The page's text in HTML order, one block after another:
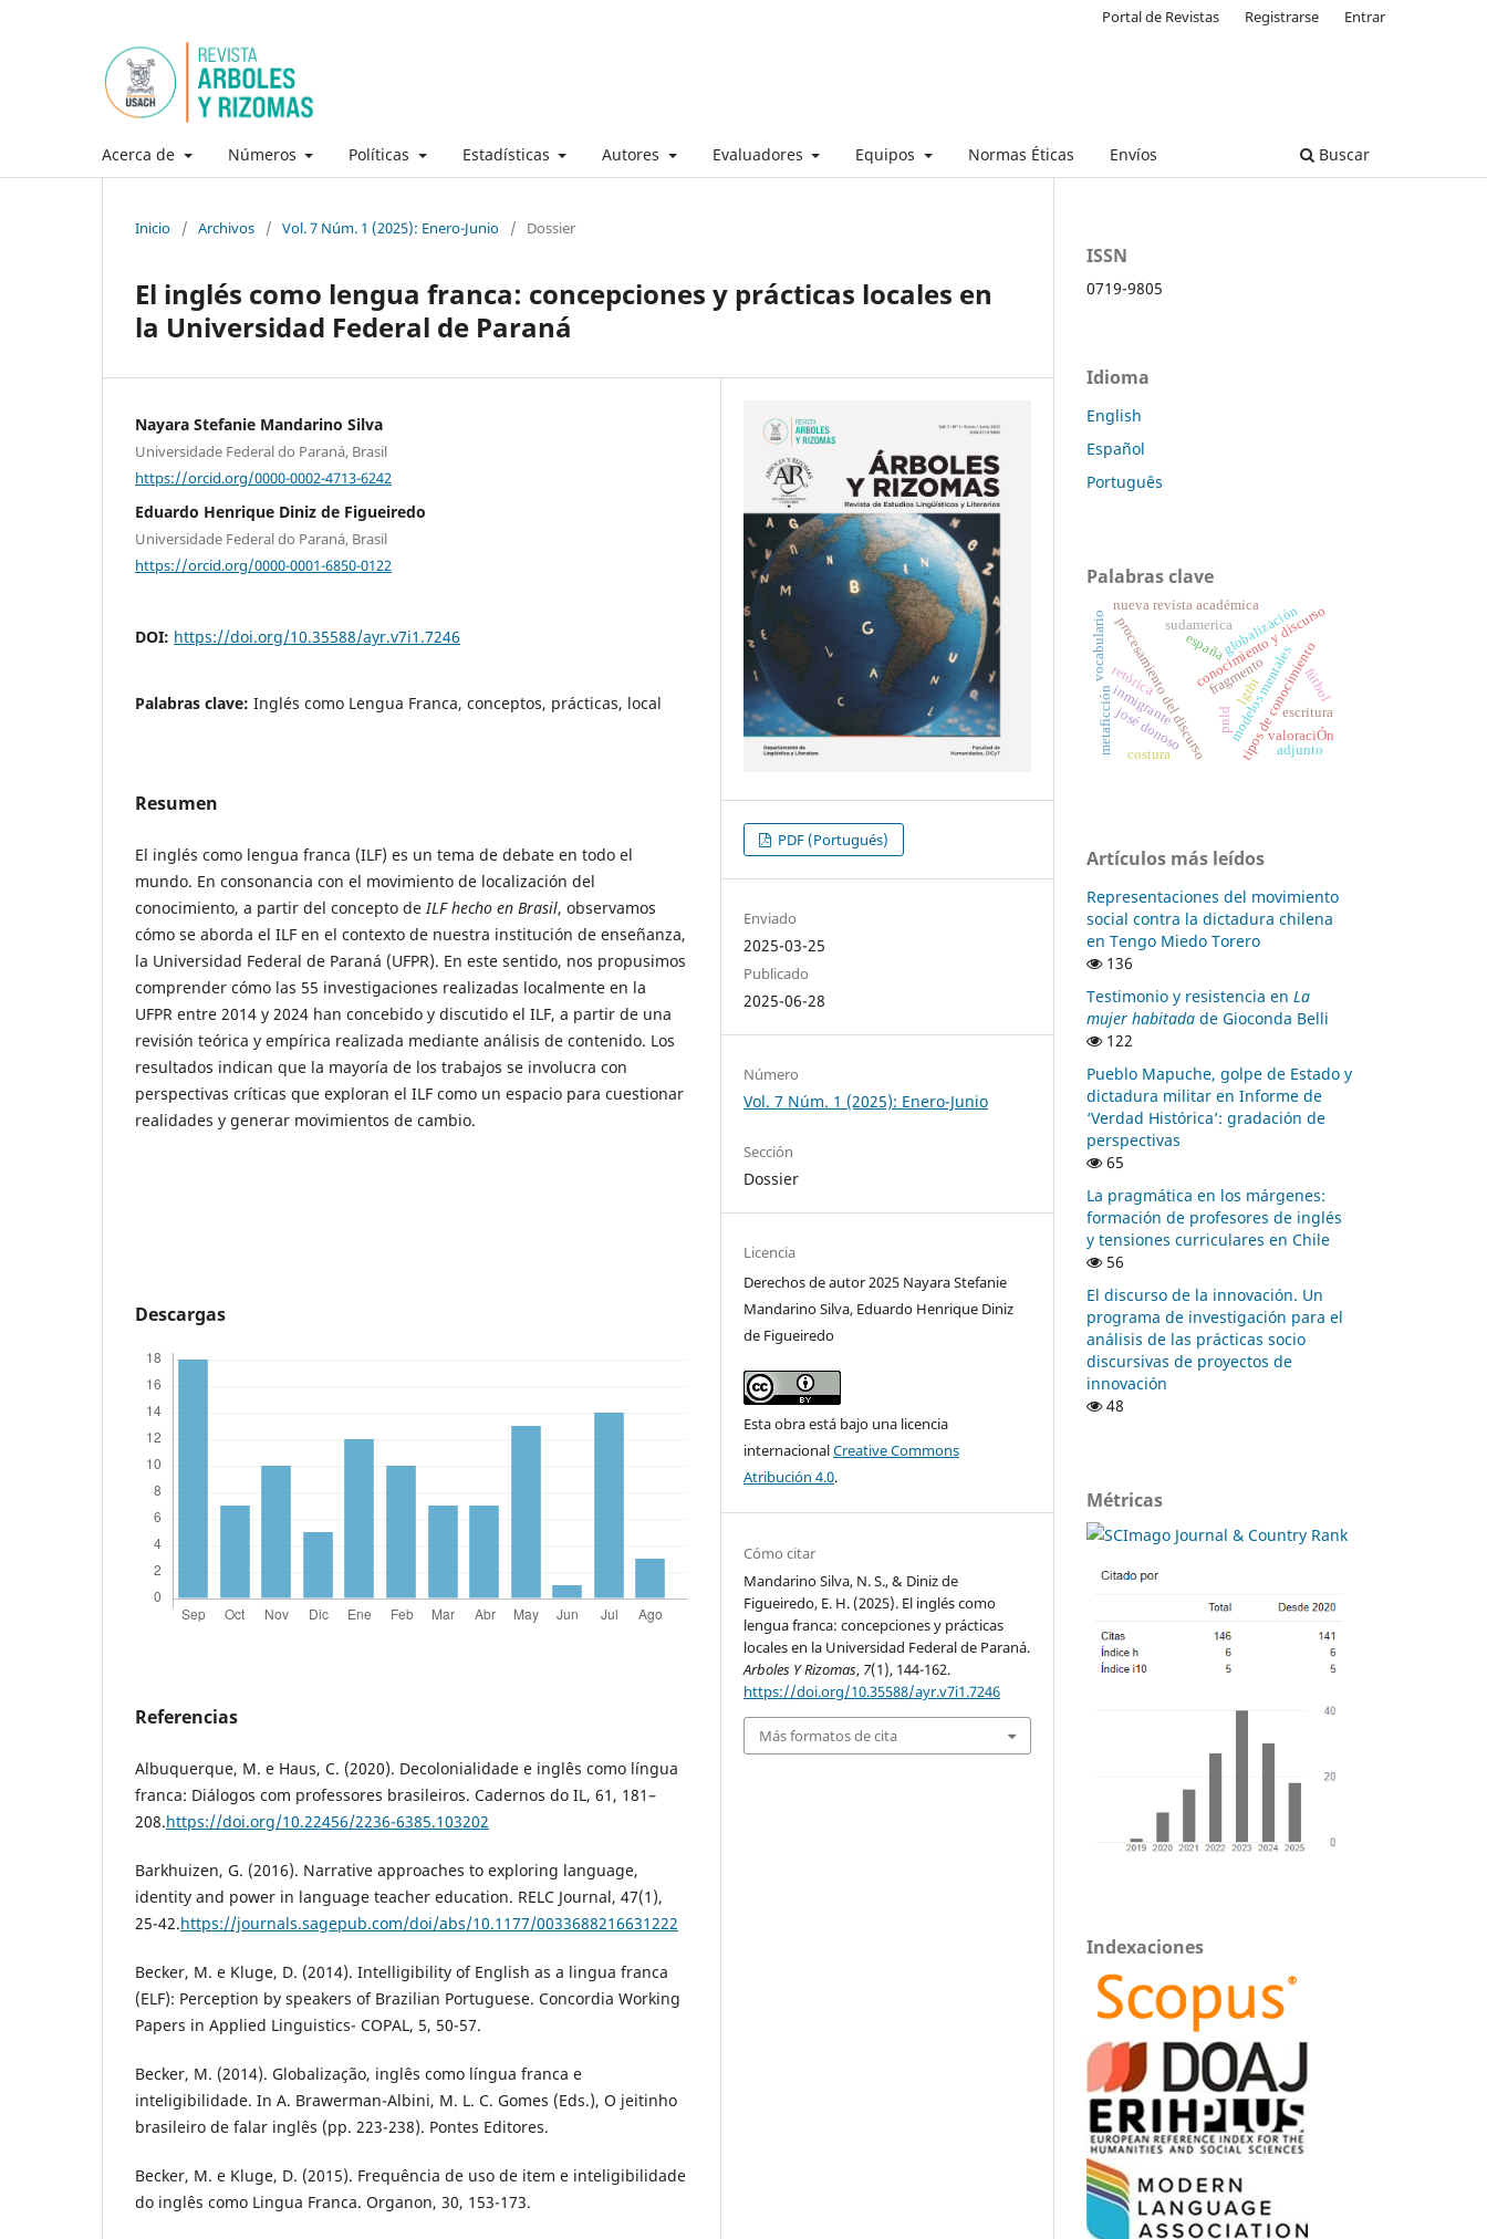
Acerca de Números Políticas Estadísticas Autores Evaluadores Equipos Normas Éticas Envíos Buscar
Portal de Revistas Registrarse Entrar
Inicio / Archivos / Vol. 7 Núm. 1 (2025): Enero-Junio / Dossier
El inglés como lengua franca: concepciones y prácticas locales en
la Universidad Federal de Paraná
Nayara Stefanie Mandarino Silva
Universidade Federal do Paraná, Brasil
https://orcid.org/0000-0002-4713-6242
Eduardo Henrique Diniz de Figueiredo
Universidade Federal do Paraná, Brasil
https://orcid.org/0000-0001-6850-0122
DOI: https://doi.org/10.35588/ayr.v7i1.7246
Palabras clave: Inglés como Lengua Franca, conceptos, prácticas, local
Resumen
El inglés como lengua franca (ILF) es un tema de debate en todo el
mundo. En consonancia con el movimiento de localización del
conocimiento, a partir del concepto deILF hecho en Brasil, observamos
cómo se aborda el ILF en el contexto de nuestra institución de enseñanza,
la Universidad Federal de Paraná (UFPR). En este sentido, nos propusimos
comprender cómo las 55 investigaciones realizadas localmente en la
UFPR entre 2014 y 2024 han concebido y discutido el ILF, a partir de una
revisión teórica y empírica realizada mediante análisis de contenido. Los
resultados indican que la mayoría de los trabajos se involucra con
perspectivas críticas que exploran el ILF como un espacio para cuestionar
realidades y generar movimientos de cambio.
Descargas
Referencias
Albuquerque, M. e Haus, C. (2020). Decolonialidade e inglês como língua
franca: Diálogos com professores brasileiros. Cadernos do IL, 61, 181–
208.https://doi.org/10.22456/2236-6385.103202
Barkhuizen, G. (2016). Narrative approaches to exploring language,
identity and power in language teacher education. RELC Journal, 47(1),
25-42.https://journals.sagepub.com/doi/abs/10.1177/0033688216631222
Becker, M. e Kluge, D. (2014). Intelligibility of English as a lingua franca
(ELF): Perception by speakers of Brazilian Portuguese. Concordia Working
Papers in Applied Linguistics- COPAL, 5, 50-57.
Becker, M. (2014). Globalização, inglês como língua franca e
inteligibilidade. In A. Brawerman-Albini, M. L. C. Gomes (Eds.), O jeitinho
brasileiro de falar inglês (pp. 223-238). Pontes Editores.
Becker, M. e Kluge, D. (2015). Frequência de uso de item e inteligibilidade
do inglês como Lingua Franca. Organon, 30, 153-173.
PDF (Portugués)
Enviado
2025-03-25
Publicado
2025-06-28
Número
Vol. 7 Núm. 1 (2025): Enero-Junio
Sección
Dossier
Licencia
Derechos de autor 2025 Nayara Stefanie
Mandarino Silva, Eduardo Henrique Diniz
de Figueiredo
Esta obra está bajo una licencia
internacionalCreative Commons
Atribución 4.0.
Cómo citar
Mandarino Silva, N. S., & Diniz de
Figueiredo, E. H. (2025). El inglés como
lengua franca: concepciones y prácticas
locales en la Universidad Federal de Paraná.
Arboles Y Rizomas, 7(1), 144-162.
https://doi.org/10.35588/ayr.v7i1.7246
Más formatos de cita
ISSN
0719-9805
Idioma
English
Español
Português
Palabras clave
procesamiento del discursoconocimiento y discurso
tipos de conocimiento
modelos mentales
españa
sudamericaglobalización
inmigrante escritura
fragmento
metaficción
nueva revista académica
valoraciÓn
adjunto
pnld
vocabulario
josé donoso
costura
retórica fútbol
lgtbi
Artículos más leídos
Representaciones del movimiento
social contra la dictadura chilena
en Tengo Miedo Torero
136
Testimonio y resistencia en La
mujer habitada de Gioconda Belli
122
Pueblo Mapuche, golpe de Estado y
dictadura militar en Informe de
‘Verdad Histórica’: gradación de
perspectivas
65
La pragmática en los márgenes:
formación de profesores de inglés
y tensiones curriculares en Chile
56
El discurso de la innovación. Un
programa de investigación para el
análisis de las prácticas socio
discursivas de proyectos de
innovación
48
Métricas
Indexaciones